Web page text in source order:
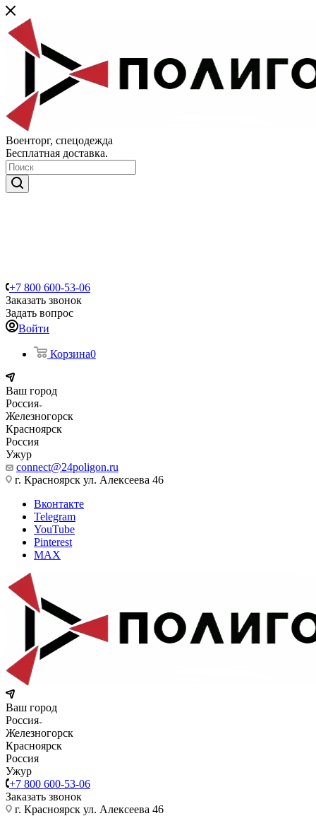
Военторг, спецодежда
Бесплатная доставка.
+7 800 600-53-06
Заказать звонок
Задать вопрос
Войти
Корзина0
Ваш город
Россия
Железногорск
Красноярск
Россия
Ужур
connect@24poligon.ru
г. Красноярск ул. Алексеева 46
Вконтакте
Telegram
YouTube
Pinterest
MAX
Ваш город
Россия
Железногорск
Красноярск
Россия
Ужур
+7 800 600-53-06
Заказать звонок
г. Красноярск ул. Алексеева 46